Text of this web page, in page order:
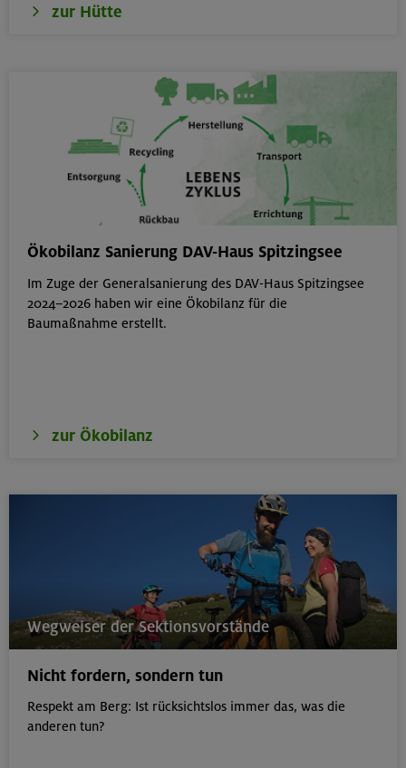
22.-23.08.26
Berg & Wandern für Einsteiger
Kitzbüheler Alpen
Bayerische Voralpen (Estergebirge)
22.-24.08.26
Birnhorn 2634 m, Hochzint 2246 m und Dürrkarhorn
2287 m
zur Hütte
Ökobilanz Sanierung DAV-Haus Spitzingsee
Im Zuge der Generalsanierung des DAV-Haus Spitzingsee
2024–2026 haben wir eine Ökobilanz für die
Baumaßnahme erstellt.
zur Ökobilanz
Wegweiser der Sektionsvorstände
Nicht fordern, sondern tun
Respekt am Berg: Ist rücksichtslos immer das, was die
anderen tun?